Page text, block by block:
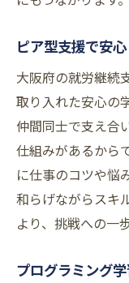
ピア型支援で安
大阪府の就労継続
取り入れた安心の
仲間同士で支え合
仕組みがあるから
に仕事のコツや悩
和らげながらスキ
より、挑戦への一
プログラミング